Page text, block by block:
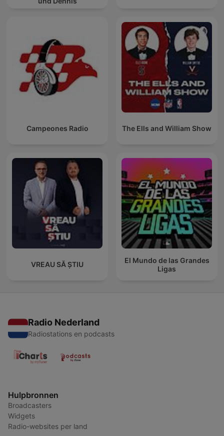
Campeones Radio The Ells and William Show
VREAU SĂ ȘTIU
El Mundo de las Grandes
Ligas
Radio Nederland
Radiostations en podcasts
Hulpbronnen
Broadcasters
Widgets
Radio-websites per land